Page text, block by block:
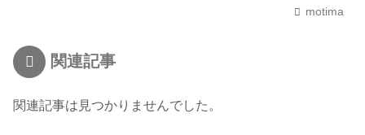
motima
関連記事
関連記事は見つかりませんでした。